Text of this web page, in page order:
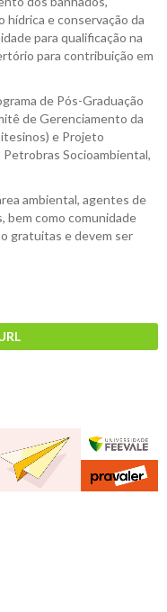
hídrica e conservação da
para qualificação na
para contribuição em
de Pós-Graduação
de Gerenciamento da
e Projeto
Petrobras Socioambiental,
ambiental, agentes de
bem como comunidade
gratuitas e devem ser